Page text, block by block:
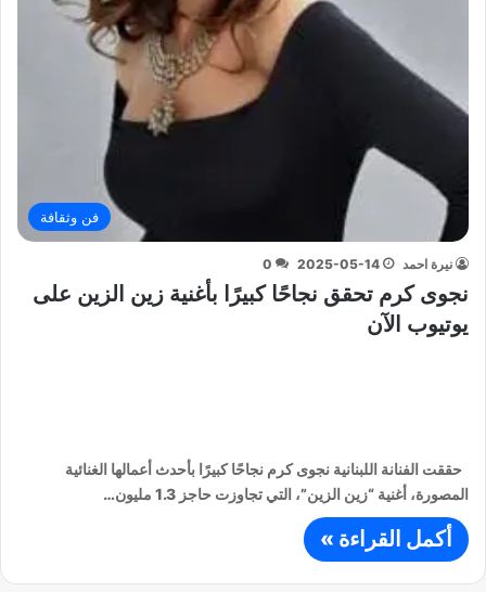
فن وثقافة
نيرة احمد 2025-05-14
0
نجوى كرم تحقق نجاحًا كبيرًا بأغنية زين الزين على
يوتيوب الآن
حققت الفنانة اللبنانية نجوى كرم نجاحًا كبيرًا بأحدث أعمالها الغنائية
المصورة، أغنية “زين الزين”، التي تجاوزت حاجز 1.3 مليون…
أكمل القراءة »